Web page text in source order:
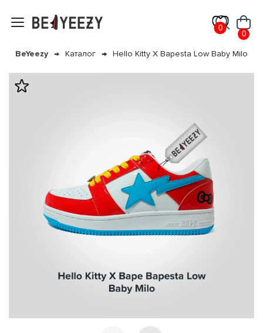
0
0
BeYeezy Каталог Hello Kitty X Bapesta Low Baby Milo